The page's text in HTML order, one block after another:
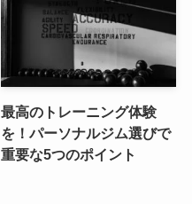
最高のトレーニング体験
を！パーソナルジム選びで
重要な5つのポイント